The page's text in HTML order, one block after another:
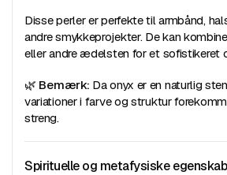
Disse perler er perfekte til armbånd,
andre smykkeprojekter. De kan
eller andre ædelsten for et sofistikeret
🌿 Bemærk: Da onyx er en naturlig
variationer i farve og struktur
streng.
Spirituelle og metafysiske